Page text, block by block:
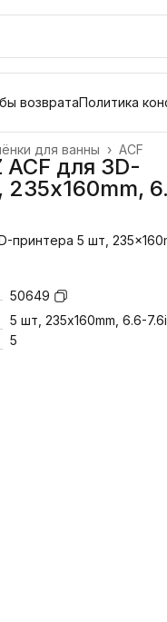
возвратаПолитика
ACF
для ванны ›
для 3D-
235x160mm,
принтера 5 шт,
50649
5 шт, 235x160mm, 6.6-
5